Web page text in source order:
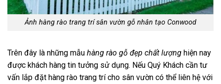
Ảnh hàng rào trang trí sân vườn gỗ nhân tạo Conwood
Trên đây là những mẫu hàng rào gỗ đẹp chất lượng hiện nay
được khách hàng tin tưởng sử dụng. Nếu Quý Khách cần tư
vấn lắp đặt hàng rào trang trí cho sân vườn có thể liên hệ với